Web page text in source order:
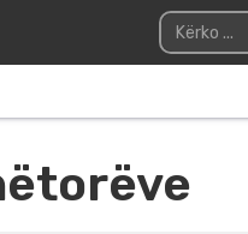
Kërko për: